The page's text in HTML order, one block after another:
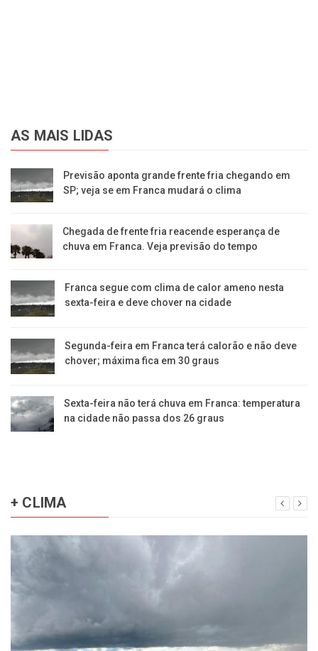
AS MAIS LIDAS
Previsão aponta grande frente fria chegando em
SP; veja se em Franca mudará o clima
Chegada de frente fria reacende esperança de
chuva em Franca. Veja previsão do tempo
Franca segue com clima de calor ameno nesta
sexta-feira e deve chover na cidade
Segunda-feira em Franca terá calorão e não deve
chover; máxima fica em 30 graus
Sexta-feira não terá chuva em Franca: temperatura
na cidade não passa dos 26 graus
+ CLIMA